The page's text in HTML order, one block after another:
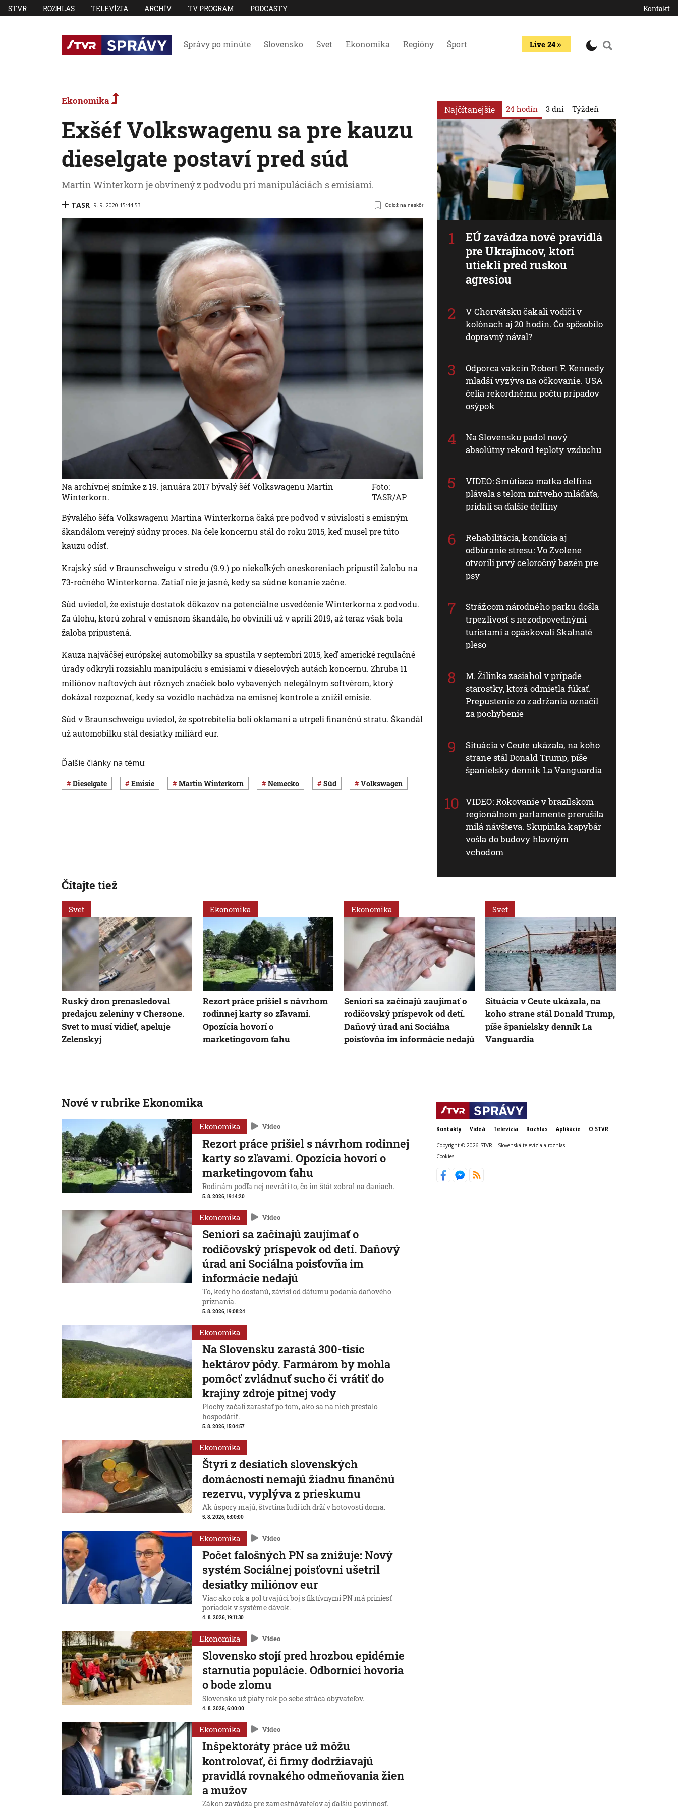
STVR ROZHLAS TELEVÍZIA ARCHÍV TV PROGRAM PODCASTY Kontakt
Správy po minúte Slovensko Svet Ekonomika Regióny Šport Live 24
Ekonomika
Exšéf Volkswagenu sa pre kauzu
dieselgate postaví pred súd
Martin Winterkorn je obvinený z podvodu pri manipuláciách s emisiami.
TASR 9. 9. 2020 15:44:53 Odlož na neskôr
Na archívnej snímke z 19. januára 2017 bývalý šéf Volkswagenu Martin
Winterkorn.
Foto:
TASR/AP
Bývalého šéfa Volkswagenu Martina Winterkorna čaká pre podvod v súvislosti s emisným
škandálom verejný súdny proces. Na čele koncernu stál do roku 2015, keď musel pre túto
kauzu odísť.
Krajský súd v Braunschweigu v stredu (9.9.) po niekoľkých oneskoreniach pripustil žalobu na
73-ročného Winterkorna. Zatiaľ nie je jasné, kedy sa súdne konanie začne.
Súd uviedol, že existuje dostatok dôkazov na potenciálne usvedčenie Winterkorna z podvodu.
Za úlohu, ktorú zohral v emisnom škandále, ho obvinili už v apríli 2019, až teraz však bola
žaloba pripustená.
Kauza najväčšej európskej automobilky sa spustila v septembri 2015, keď americké regulačné
úrady odkryli rozsiahlu manipuláciu s emisiami v dieselových autách koncernu. Zhruba 11
miliónov naftových áut rôznych značiek bolo vybavených nelegálnym softvérom, ktorý
dokázal rozpoznať, kedy sa vozidlo nachádza na emisnej kontrole a znížil emisie.
Súd v Braunschweigu uviedol, že spotrebitelia boli oklamaní a utrpeli finančnú stratu. Škandál
už automobilku stál desiatky miliárd eur.
Ďalšie články na tému:
Dieselgate Emisie Martin Winterkorn Nemecko súd Volkswagen
Najčítanejšie 24 hodín
EÚ zavádza nové pravidlá
pre Ukrajincov, ktorí
utiekli pred ruskou
agresiou
V Chorvátsku čakali vodiči v
kolónach aj 20 hodín. Čo spôsobilo
dopravný nával?
Odporca vakcín Robert F. Kennedy
mladší vyzýva na očkovanie. USA
čelia rekordnému počtu prípadov
osýpok
Na Slovensku padol nový
absolútny rekord teploty vzduchu
VIDEO: Smútiaca matka delfína
plávala s telom mŕtveho mláďaťa,
pridali sa ďalšie delfíny
Rehabilitácia, kondícia aj
odbúranie stresu: Vo Zvolene
otvorili prvý celoročný bazén pre
psy
Strážcom národného parku došla
trpezlivosť s nezodpovednými
turistami a opáskovali Skalnaté
pleso
M. Žilinka zasiahol v prípade
starostky, ktorá odmietla fúkať.
Prepustenie zo zadržania označil
za pochybenie
Situácia v Ceute ukázala, na koho
strane stál Donald Trump, píše
španielsky denník La Vanguardia
VIDEO: Rokovanie v brazílskom
regionálnom parlamente prerušila
milá návšteva. Skupinka kapybár
vošla do budovy hlavným
vchodom
3 dni Týždeň
Čítajte tiež
Svet
Ruský dron prenasledoval
predajcu zeleniny v Chersone.
Svet to musí vidieť, apeluje
Zelenskyj
Ekonomika
Rezort práce prišiel s návrhom
rodinnej karty so zľavami.
Opozícia hovorí o
marketingovom ťahu
Ekonomika
Seniori sa začínajú zaujímať o
rodičovský príspevok od detí.
Daňový úrad ani Sociálna
poisťovňa im informácie nedajú
Svet
Situácia v Ceute ukázala, na
koho strane stál Donald Trump,
píše španielsky denník La
Vanguardia
Nové v rubrike Ekonomika
Ekonomika Video
Rezort práce prišiel s návrhom rodinnej
karty so zľavami. Opozícia hovorí o
marketingovom ťahu
Rodinám podľa nej nevráti to, čo im štát zobral na daniach.
5. 8. 2026, 19:14:20
Ekonomika Video
Seniori sa začínajú zaujímať o
rodičovský príspevok od detí. Daňový
úrad ani Sociálna poisťovňa im
informácie nedajú
To, kedy ho dostanú, závisí od dátumu podania daňového
priznania.
5. 8. 2026, 19:08:24
Ekonomika
Na Slovensku zarastá 300-tisíc
hektárov pôdy. Farmárom by mohla
pomôcť zvládnuť sucho či vrátiť do
krajiny zdroje pitnej vody
Plochy začali zarastať po tom, ako sa na nich prestalo
hospodáriť.
5. 8. 2026, 15:04:57
Ekonomika
Štyri z desiatich slovenských
domácností nemajú žiadnu finančnú
rezervu, vyplýva z prieskumu
Ak úspory majú, štvrtina ľudí ich drží v hotovosti doma.
5. 8. 2026, 6:00:00
Ekonomika Video
Počet falošných PN sa znižuje: Nový
systém Sociálnej poisťovni ušetril
desiatky miliónov eur
Viac ako rok a pol trvajúci boj s fiktívnymi PN má priniesť
poriadok v systéme dávok.
4. 8. 2026, 19:11:30
Ekonomika Video
Slovensko stojí pred hrozbou epidémie
starnutia populácie. Odborníci hovoria
o bode zlomu
Slovensko už piaty rok po sebe stráca obyvateľov.
4. 8. 2026, 6:00:00
Ekonomika Video
Inšpektoráty práce už môžu
kontrolovať, či firmy dodržiavajú
pravidlá rovnakého odmeňovania žien
a mužov
Zákon zavádza pre zamestnávateľov aj ďalšiu povinnosť.
Kontakty Videá Televízia Rozhlas Aplikácie O STVR
Copyright © 2026 STVR – Slovenská televízia a rozhlas
Cookies